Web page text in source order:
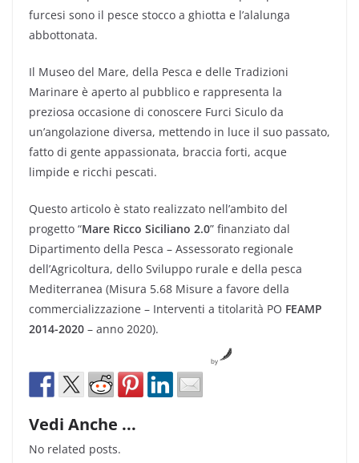
furcesi sono il pesce stocco a ghiotta e l’alalunga
abbottonata.
Il Museo del Mare, della Pesca e delle Tradizioni
Marinare è aperto al pubblico e rappresenta la
preziosa occasione di conoscere Furci Siculo da
un’angolazione diversa, mettendo in luce il suo passato,
fatto di gente appassionata, braccia forti, acque
limpide e ricchi pescati.
Questo articolo è stato realizzato nell’ambito del
progetto “Mare Ricco Siciliano 2.0” finanziato dal
Dipartimento della Pesca – Assessorato regionale
dell’Agricoltura, dello Sviluppo rurale e della pesca
Mediterranea (Misura 5.68 Misure a favore della
commercializzazione – Interventi a titolarità PO FEAMP
2014-2020 – anno 2020).
by
Vedi Anche ...
No related posts.